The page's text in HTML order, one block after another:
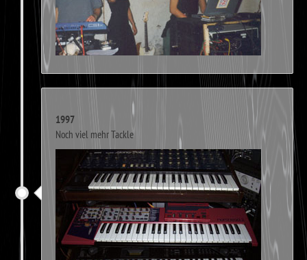
1997
Noch viel mehr Tackle